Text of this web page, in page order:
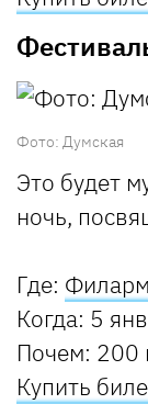
Фото: Думская
Это будет
ночь,
Где:
Когда: 5
Почем: 200
Купить